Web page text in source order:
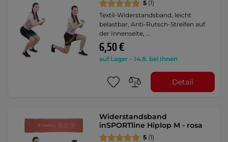
5 (1)
Textil-Widerstandsband, leicht
belastbar, Anti-Rutsch-Streifen auf
der Innenseite, …
6,50 €
auf Lager – 14.8. bei Ihnen
Detail
Widerstandsband
inSPORTline Hiplop M - rosa
5 (1)